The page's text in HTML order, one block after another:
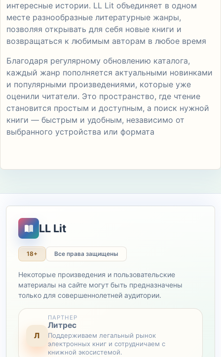
интересные истории. LL Lit объединяет в одном
месте разнообразные литературные жанры,
позволяя открывать для себя новые книги и
возвращаться к любимым авторам в любое время
Благодаря регулярному обновлению каталога,
каждый жанр пополняется актуальными новинками
и популярными произведениями, которые уже
оценили читатели. Это пространство, где чтение
становится простым и доступным, а поиск нужной
книги — быстрым и удобным, независимо от
выбранного устройства или формата
LL Lit
18+ Все права защищены
Некоторые произведения и пользовательские
материалы на сайте могут быть предназначены
только для совершеннолетней аудитории.
Л
ПАРТНЕР
Литрес
Поддерживаем легальный рынок
электронных книг и сотрудничаем с
книжной экосистемой.